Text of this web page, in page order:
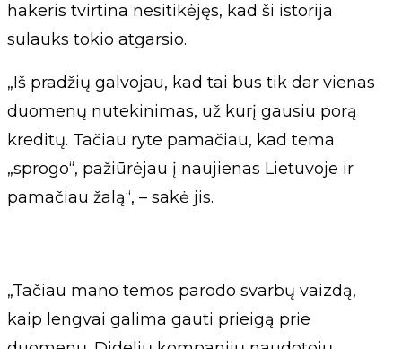
hakeris tvirtina nesitikėjęs, kad ši istorija
sulauks tokio atgarsio.
„Iš pradžių galvojau, kad tai bus tik dar vienas
duomenų nutekinimas, už kurį gausiu porą
kreditų. Tačiau ryte pamačiau, kad tema
„sprogo“, pažiūrėjau į naujienas Lietuvoje ir
pamačiau žalą“, – sakė jis.
„Tačiau mano temos parodo svarbų vaizdą,
kaip lengvai galima gauti prieigą prie